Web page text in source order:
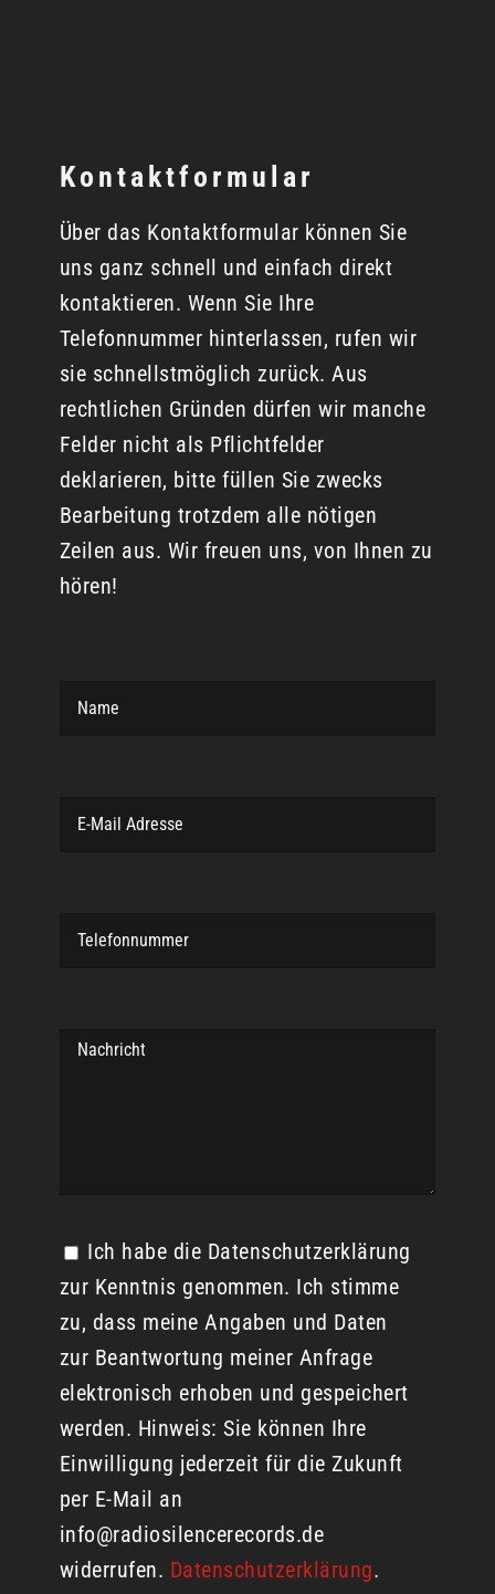
Kontaktformular
Über das Kontaktformular können Sie
uns ganz schnell und einfach direkt
kontaktieren. Wenn Sie Ihre
Telefonnummer hinterlassen, rufen wir
sie schnellstmöglich zurück. Aus
rechtlichen Gründen dürfen wir manche
Felder nicht als Pflichtfelder
deklarieren, bitte füllen Sie zwecks
Bearbeitung trotzdem alle nötigen
Zeilen aus. Wir freuen uns, von Ihnen zu
hören!
Ich habe die Datenschutzerklärung
zur Kenntnis genommen. Ich stimme
zu, dass meine Angaben und Daten
zur Beantwortung meiner Anfrage
elektronisch erhoben und gespeichert
werden. Hinweis: Sie können Ihre
Einwilligung jederzeit für die Zukunft
per E-Mail an
info@radiosilencerecords.de
widerrufen. Datenschutzerklärung.